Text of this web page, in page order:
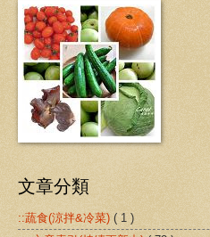
文章分類
::蔬食(涼拌&冷菜) ( 1 )